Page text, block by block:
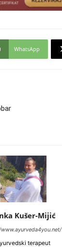
WhatsApp
Kušer-Mijić
terapeut